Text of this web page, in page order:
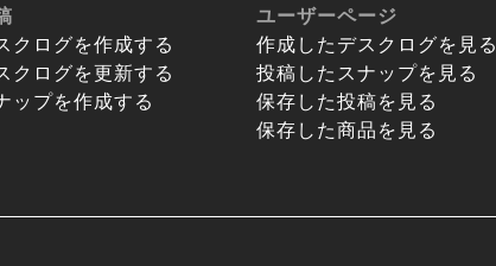
クログを作成する
クログを更新する
ップを作成する
ユーザーページ
作成したデスクログを見る
投稿したスナップを見る
保存した投稿を見る
保存した商品を見る